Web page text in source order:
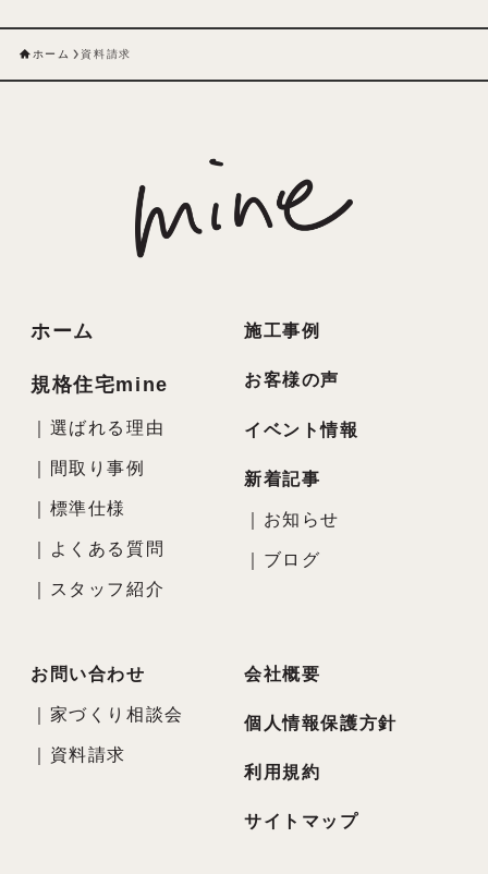
ホーム 資料請求
ホーム
規格住宅mine
｜ 選ばれる理由
｜ 間取り事例
｜ 標準仕様
｜ よくある質問
｜ スタッフ紹介
施工事例
お客様の声
イベント情報
新着記事
｜ お知らせ
｜ ブログ
お問い合わせ
｜ 家づくり相談会
｜ 資料請求
会社概要
個人情報保護方針
利用規約
サイトマップ